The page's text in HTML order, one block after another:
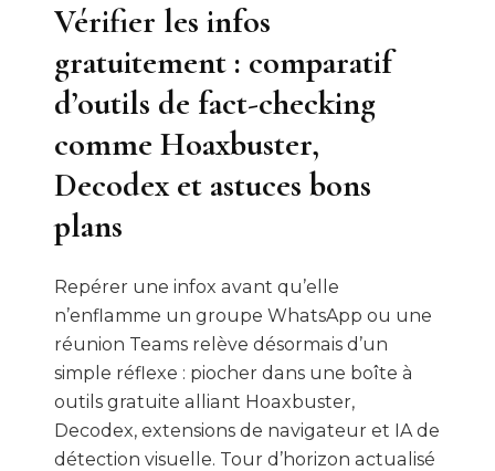
Vérifier les infos
gratuitement : comparatif
d’outils de fact-checking
comme Hoaxbuster,
Decodex et astuces bons
plans
Repérer une infox avant qu’elle
n’enflamme un groupe WhatsApp ou une
réunion Teams relève désormais d’un
simple réflexe : piocher dans une boîte à
outils gratuite alliant Hoaxbuster,
Decodex, extensions de navigateur et IA de
détection visuelle. Tour d’horizon actualisé